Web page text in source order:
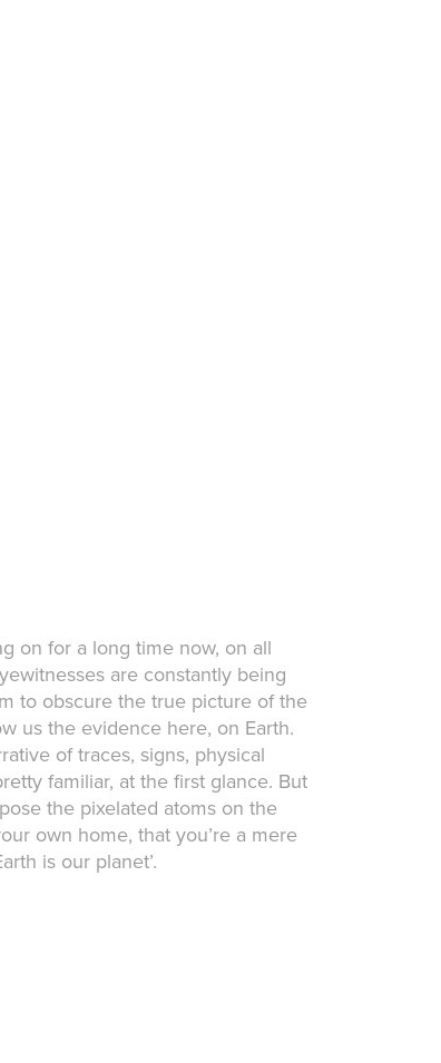
on for a long time now, on all
are constantly being
to obscure the true picture of the
us the evidence here, on Earth.
of traces, signs, physical
familiar, at the first glance. But
the pixelated atoms on the
own home, that you’re a mere
is our planet’.